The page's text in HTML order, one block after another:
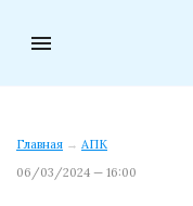
menu
Главная → АПК
06/03/2024 — 16:00